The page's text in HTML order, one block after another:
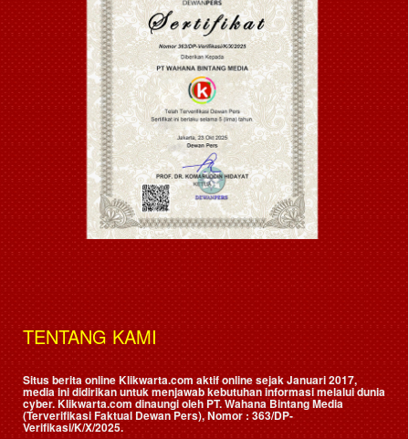
TENTANG KAMI
Situs berita online Klikwarta.com aktif online sejak Januari 2017,
media ini didirikan untuk menjawab kebutuhan informasi melalui dunia
cyber. Klikwarta.com dinaungi oleh PT. Wahana Bintang Media
(Terverifikasi Faktual Dewan Pers), Nomor : 363/DP-
Verifikasi/K/X/2025.